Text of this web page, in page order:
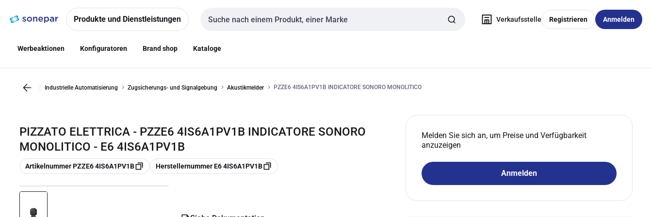
NavigationInhalt
Produkte und Dienstleistungen
Sucheingabe
Verkaufsstelle Registrieren Anmelden
Werbeaktionen Konfiguratoren Brand shop Kataloge
Industrielle Automatisierung Zugsicherungs- und Signalgebung Akustikmelder PZZE6 4IS6A1PV1B INDICATORE SONORO MONOLITICO
PIZZATO ELETTRICA - PZZE6 4IS6A1PV1B INDICATORE SONORO
MONOLITICO - E6 4IS6A1PV1B
Kopieren
Artikelnummer PZZE6 4IS6A1PV1B Kopieren
Herstellernummer E6 4IS6A1PV1B
Melden Sie sich an, um Preise und Verfügbarkeit
anzuzeigen
Anmelden